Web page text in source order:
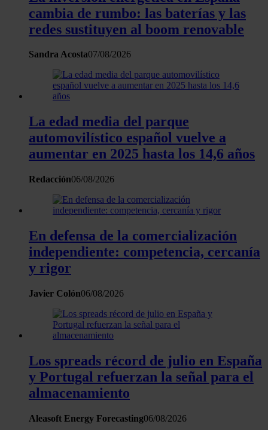
sociales y analizar el tráfico. Además, compartimos
información sobre el uso que haga del sitio web con
web, quienes pueden combinarla con otra información
que les haya proporcionado o que hayan recopilado a
partir del uso que haya hecho de sus servicios.
cambia de rumbo: las baterías y las
redes sustituyen al boom renovable
Sandra Acosta07/08/2026
La edad media del parque
automovilístico español vuelve a
aumentar en 2025 hasta los 14,6 años
Redacción06/08/2026
En defensa de la comercialización
independiente: competencia, cercanía
y rigor
Javier Colón06/08/2026
Los spreads récord de julio en España
y Portugal refuerzan la señal para el
almacenamiento
Aleasoft Energy Forecasting06/08/2026